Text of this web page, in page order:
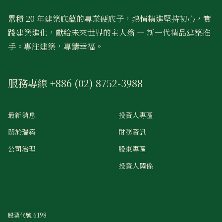
累積 20 年建築底蘊的專業硬底子，熱情精進堅持初心，實
踐建築進化，獻給未來世界的主人翁 — 新一代精品建築推
手。專注建築，專鑄幸福。
最新消息
關於瑞築
公司治理
投資人專區
財務資訊
股東專區
投資人關係
服務專線 +886 (02) 8752-3988
股票代號 6198